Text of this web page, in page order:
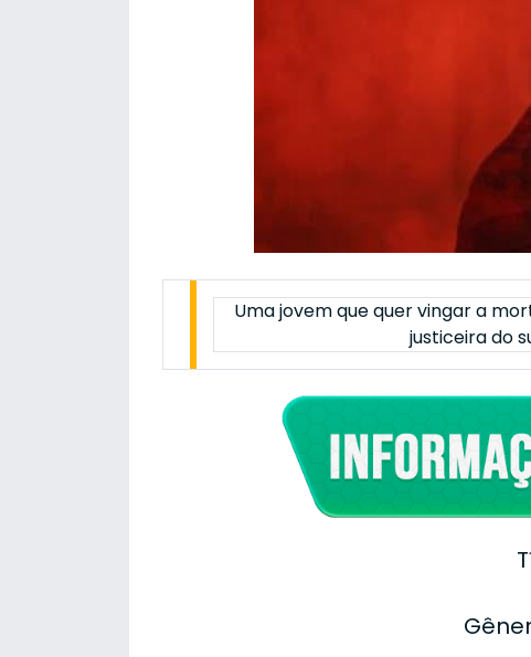
Uma jovem que quer vingar a
justiceira do